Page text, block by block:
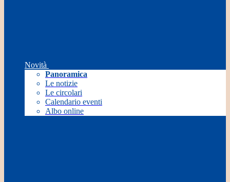
Novità
Panoramica
Le notizie
Le circolari
Calendario eventi
Albo online